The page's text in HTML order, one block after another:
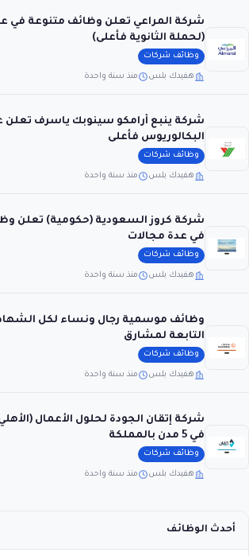
شركة المراعي تعلن وظائف متنوعة في
(لحملة الثانوية فأعلى)
وظائف شركات
هفيدك بلس منذ سنة واحدة
البكالوريوس فأعلى
وظائف شركات
هفيدك بلس منذ سنة واحدة
شركة كروز السعودية (حكومية) تعلن
في عدة مجالات
وظائف شركات
هفيدك بلس منذ سنة واحدة
وظائف موسمية رجال ونساء لكل
التابعة لمشارق
وظائف شركات
هفيدك بلس منذ سنة واحدة
شركة إتقان الجودة لحلول الأعمال
في 5 مدن بالمملكة
وظائف شركات
هفيدك بلس منذ سنة واحدة
أحدث الوظائف